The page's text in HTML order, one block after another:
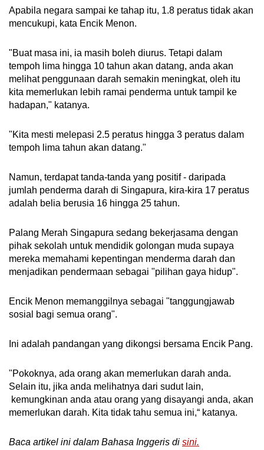
Apabila negara sampai ke tahap itu, 1.8 peratus tidak akan
mencukupi, kata Encik Menon.
"Buat masa ini, ia masih boleh diurus. Tetapi dalam
tempoh lima hingga 10 tahun akan datang, anda akan
melihat penggunaan darah semakin meningkat, oleh itu
kita memerlukan lebih ramai penderma untuk tampil ke
hadapan," katanya.
"Kita mesti melepasi 2.5 peratus hingga 3 peratus dalam
tempoh lima tahun akan datang."
Namun, terdapat tanda-tanda yang positif - daripada
jumlah penderma darah di Singapura, kira-kira 17 peratus
adalah belia berusia 16 hingga 25 tahun.
Palang Merah Singapura sedang bekerjasama dengan
pihak sekolah untuk mendidik golongan muda supaya
mereka memahami kepentingan menderma darah dan
menjadikan pendermaan sebagai "pilihan gaya hidup".
Encik Menon memanggilnya sebagai "tanggungjawab
sosial bagi semua orang".
Ini adalah pandangan yang dikongsi bersama Encik Pang.
"Pokoknya, ada orang akan memerlukan darah anda.
Selain itu, jika anda melihatnya dari sudut lain,
kemungkinan anda atau orang yang disayangi anda, akan
memerlukan darah. Kita tidak tahu semua ini,“ katanya.
Baca artikel ini dalam Bahasa Inggeris di sini.